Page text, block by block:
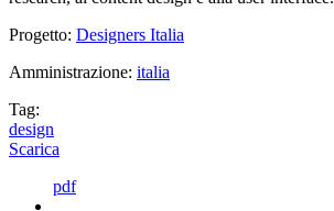
Progetto: Designers Italia
Amministrazione: italia
Tag:
design
Scarica
pdf